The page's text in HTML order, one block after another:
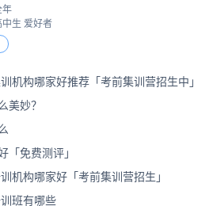
年
生 爱好者
机构哪家好推荐「考前集训营招生中」
美妙？
「免费测评」
机构哪家好「考前集训营招生」
班有哪些